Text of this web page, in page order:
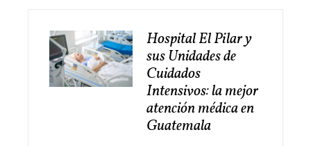
Hospital El Pilar y
sus Unidades de
Cuidados
Intensivos: la mejor
atención médica en
Guatemala